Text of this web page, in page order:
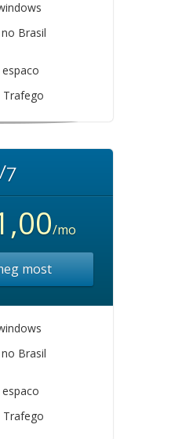
Brasil
Trafego
/mo
most
Brasil
Trafego